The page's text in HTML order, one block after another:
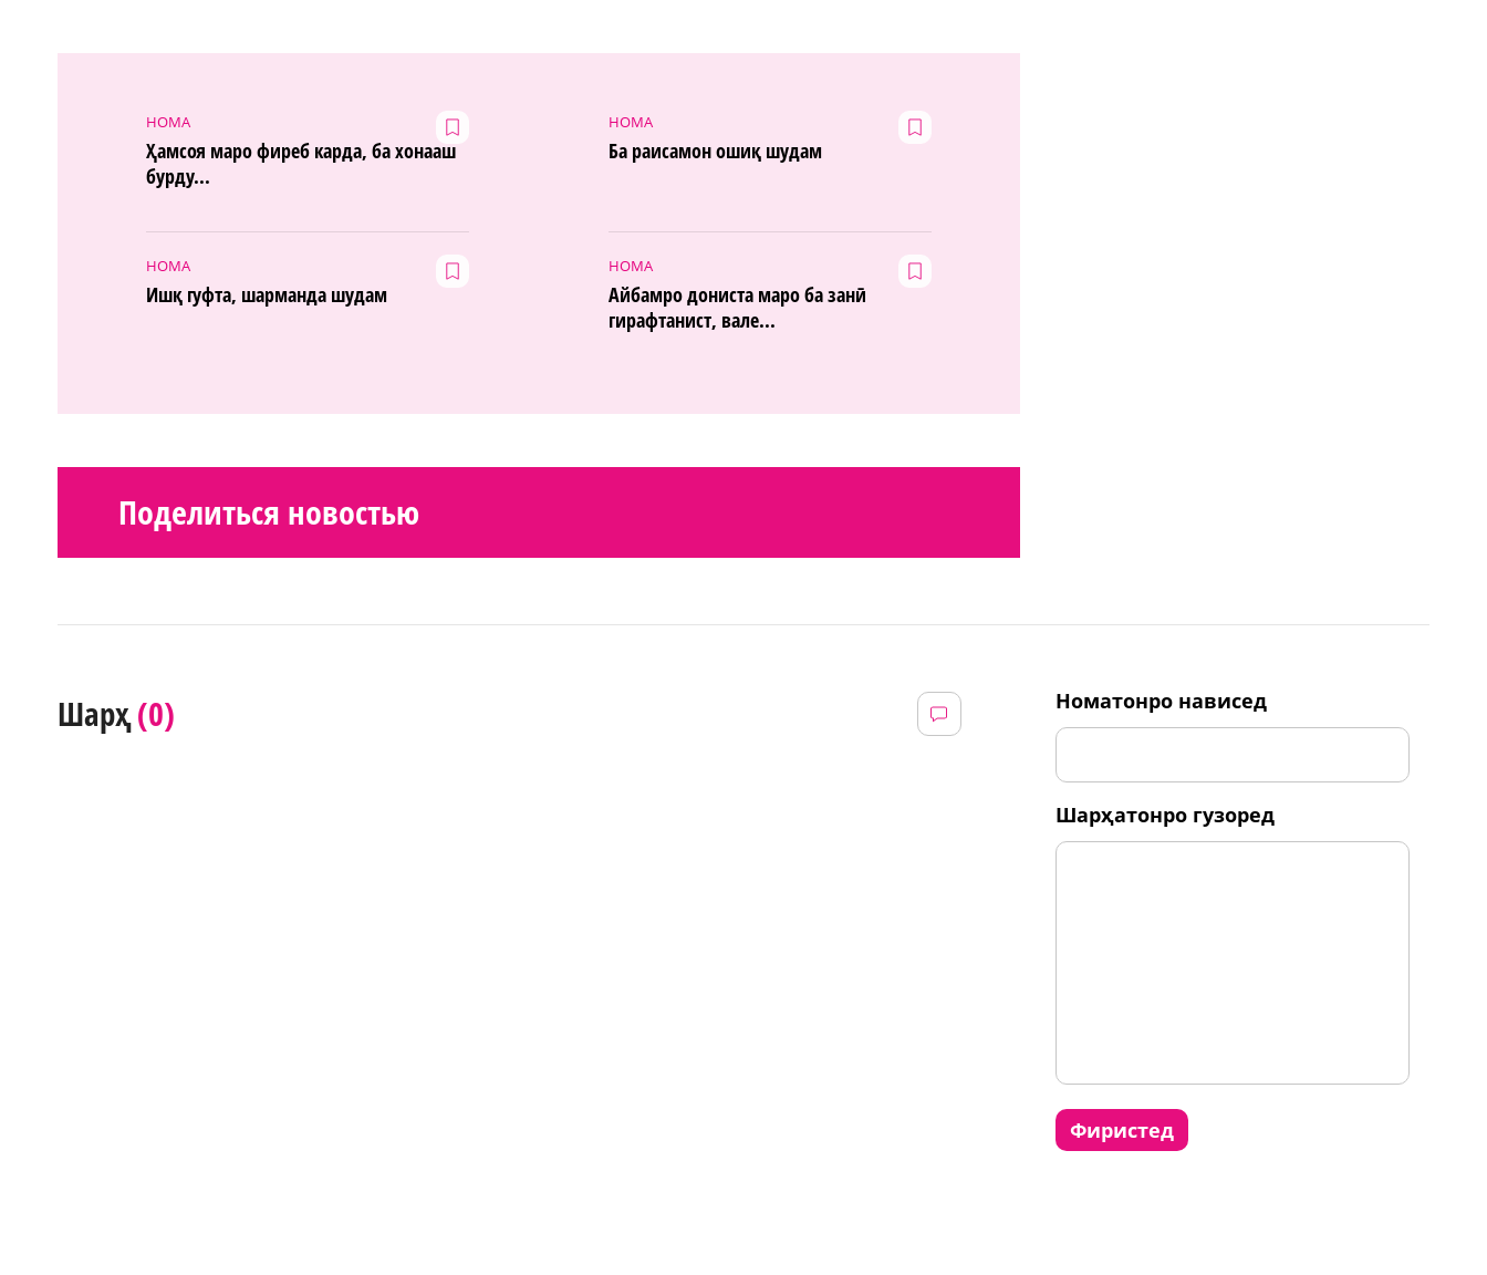
НОМА
Ҳамсоя маро фиреб карда, ба хонааш
бурду...
НОМА
Ба раисамон ошиқ шудам
НОМА
Ишқ гуфта, шарманда шудам
НОМА
Айбамро дониста маро ба занӣ
гирафтанист, вале...
Поделиться новостью
Шарҳ(0) номатонро нависед
шарҳатонро гузоред
фиристед